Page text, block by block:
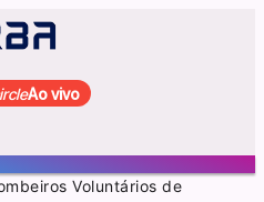
Ao vivo
Voluntários de